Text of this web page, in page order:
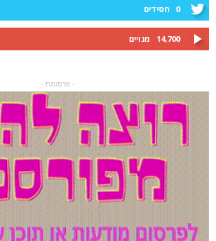
0 חסידים
14,700 מנויים
- פרסומת -